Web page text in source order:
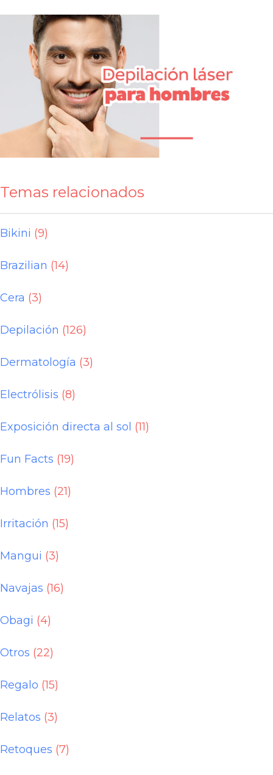
Temas relacionados
Bikini (9)
Brazilian (14)
Cera (3)
Depilación (126)
Dermatología (3)
Electrólisis (8)
Exposición directa al sol (11)
Fun Facts (19)
Hombres (21)
Irritación (15)
Mangui (3)
Navajas (16)
Obagi (4)
Otros (22)
Regalo (15)
Relatos (3)
Retoques (7)